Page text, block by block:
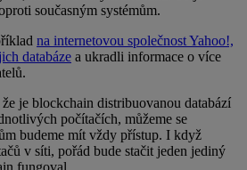
současným systémům.
na internetovou společnost Yahoo!,
databáze a ukradli informace o více
je blockchain distribuovanou databází
počítačích, můžeme se
budeme mít vždy přístup. I když
v síti, pořád bude stačit jeden jediný
fungoval.